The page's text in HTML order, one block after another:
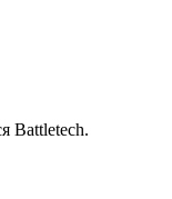
Battletech.